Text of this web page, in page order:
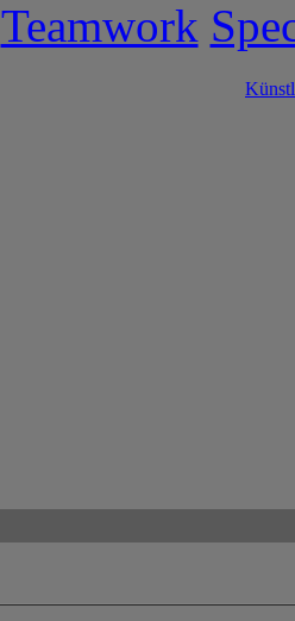
Teamwork